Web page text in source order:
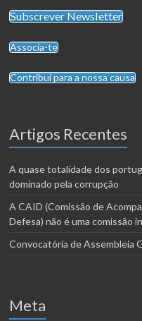
Subscrever Newsletter
Associa-te
Contribui para a nossa causa
Artigos Recentes
A quase totalidade dos
dominado pela corrupção
A CAID (Comissão de
Defesa) não é uma comissão
Convocatória de Assembleia
Meta